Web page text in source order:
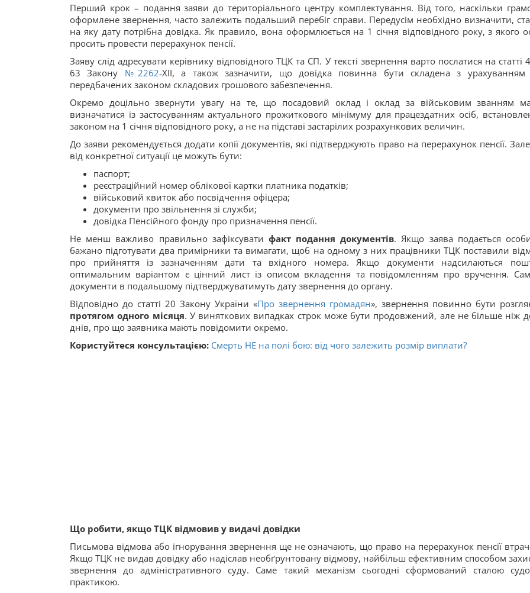
Перший крок – подання заяви до територіального центру комплектування. Від того, наскільки
оформлене звернення, часто залежить подальший перебіг справи. Передусім необхідно визначити,
на яку дату потрібна довідка. Як правило, вона оформлюється на 1 січня відповідного року, з якого
просить провести перерахунок пенсії.
Заяву слід адресувати керівнику відповідного ТЦК та СП. У тексті звернення варто послатися на статті
63 Закону №2262-XII, а також зазначити, що довідка повинна бути складена з урахуванням
передбачених законом складових грошового забезпечення.
Окремо доцільно звернути увагу на те, що посадовий оклад і оклад за військовим званням
визначатися із застосуванням актуального прожиткового мінімуму для працездатних осіб,
законом на 1 січня відповідного року, а не на підставі застарілих розрахункових величин.
До заяви рекомендується додати копії документів, які підтверджують право на перерахунок пенсії.
від конкретної ситуації це можуть бути:
паспорт;
реєстраційний номер облікової картки платника податків;
військовий квиток або посвідчення офіцера;
документи про звільнення зі служби;
довідка Пенсійного фонду про призначення пенсії.
Не менш важливо правильно зафіксувати факт подання документів. Якщо заява подається
бажано підготувати два примірники та вимагати, щоб на одному з них працівники ТЦК поставили
про прийняття із зазначенням дати та вхідного номера. Якщо документи надсилаються
оптимальним варіантом є цінний лист із описом вкладення та повідомленням про вручення.
документи в подальшому підтверджуватимуть дату звернення до органу.
Відповідно до статті 20 Закону України «Про звернення громадян», звернення повинно бути
протягом одного місяця. У виняткових випадках строк може бути продовжений, але не більше ніж
днів, про що заявника мають повідомити окремо.
Користуйтеся консультацією: Смерть НЕ на полі бою: від чого залежить розмір виплати?
Що робити, якщо ТЦК відмовив у видачі довідки
Письмова відмова або ігнорування звернення ще не означають, що право на перерахунок пенсії
Якщо ТЦК не видав довідку або надіслав необґрунтовану відмову, найбільш ефективним способом
звернення до адміністративного суду. Саме такий механізм сьогодні сформований сталою
практикою.